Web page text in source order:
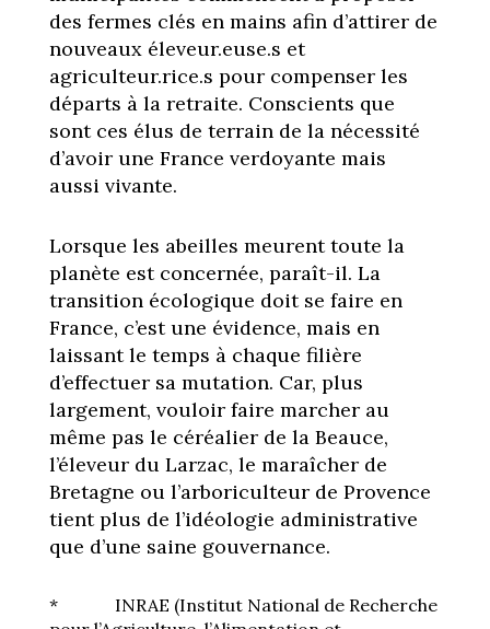
des fermes clés en mains afin d’attirer de
nouveaux éleveur.euse.s et
agriculteur.rice.s pour compenser les
départs à la retraite. Conscients que
sont ces élus de terrain de la nécessité
d’avoir une France verdoyante mais
aussi vivante.
Lorsque les abeilles meurent toute la
planète est concernée, paraît-il. La
transition écologique doit se faire en
France, c’est une évidence, mais en
laissant le temps à chaque filière
d’effectuer sa mutation. Car, plus
largement, vouloir faire marcher au
même pas le céréalier de la Beauce,
l’éleveur du Larzac, le maraîcher de
Bretagne ou l’arboriculteur de Provence
tient plus de l’idéologie administrative
que d’une saine gouvernance.
* INRAE (Institut National de Recherche